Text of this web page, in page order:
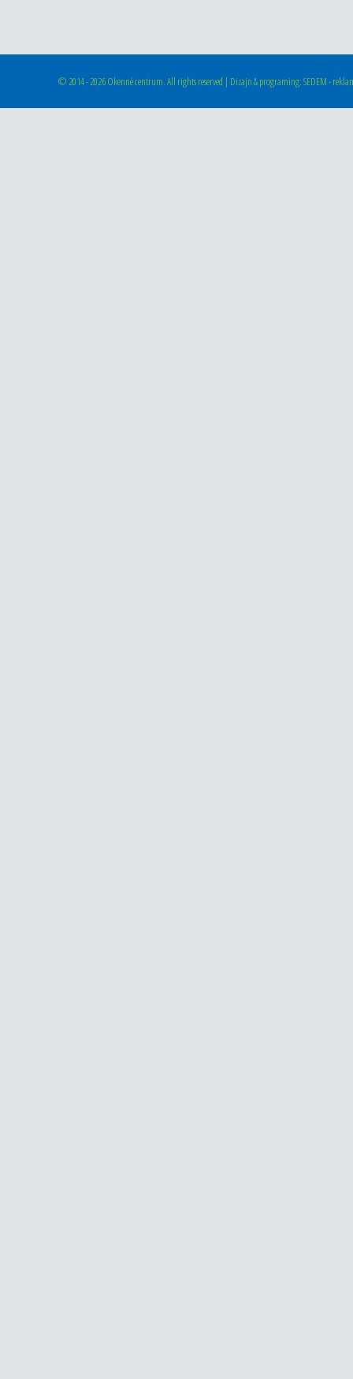
©2014 - 2026 Okenné centrum. All rights reserved | Dizajn & programing: SEDEM -